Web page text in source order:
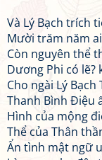
Và Lý Bạch trích
Mười trăm năm
Còn nguyên thể
Dương Phi có
Cho ngài Lý Bạch
Thanh Bình Điệu
Hình của mộng
Thể của Thân
Ẩn tình mật ngữ